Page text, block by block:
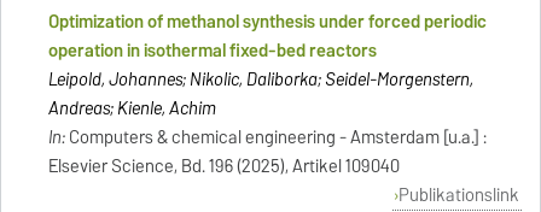
Optimization of methanol synthesis under forced periodic
operation in isothermal fixed-bed reactors
Leipold, Johannes; Nikolic, Daliborka; Seidel-Morgenstern,
Andreas; Kienle, Achim
In:Computers & chemical engineering - Amsterdam [u.a.] :
Elsevier Science, Bd. 196 (2025), Artikel 109040
Publikationslink